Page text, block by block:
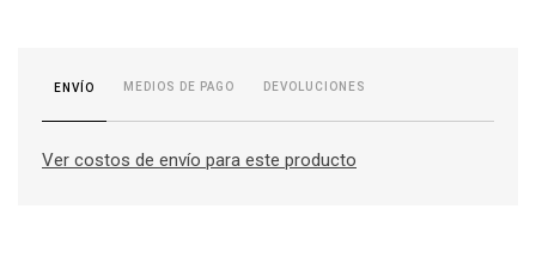
ENVÍO MEDIOS DE PAGO DEVOLUCIONES
Ver costos de envío para este producto